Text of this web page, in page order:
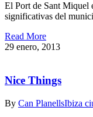
El Port de Sant Miquel
significativas del
Read More
29 enero, 2013
Nice Things
By Can PlanellsIbiza